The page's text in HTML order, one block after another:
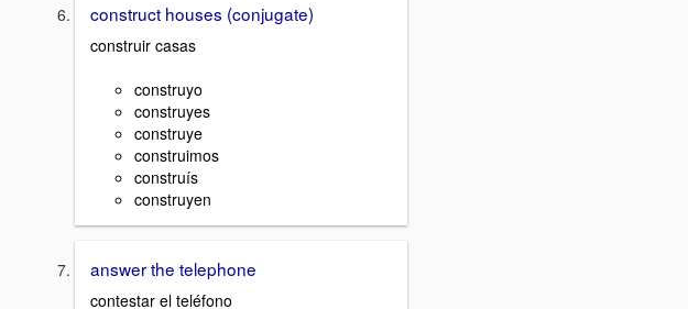
construct houses (conjugate)
construir casas
construyo
construyes
construye
construimos
construís
construyen
answer the telephone
contestar el teléfono